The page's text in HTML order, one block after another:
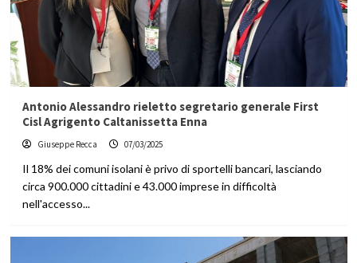
Antonio Alessandro rieletto segretario generale First
Cisl Agrigento Caltanissetta Enna
Giuseppe Recca 07/03/2025
Il 18% dei comuni isolani è privo di sportelli bancari, lasciando
circa 900.000 cittadini e 43.000 imprese in difficoltà
nell'accesso...